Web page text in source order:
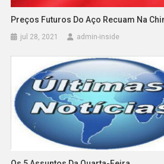
Preços Futuros Do Aço Recuam Na
jul 28, 2021 admin-inside